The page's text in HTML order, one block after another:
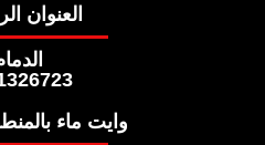
العنوان
وايت ماء